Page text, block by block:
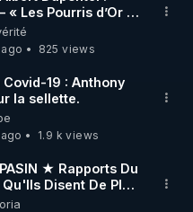
(stages,
« Les Pourris d’Or »
825 views
Covid-19 : Anthony
la sellette.
1.9 k views
★ Rapports Du
Qu'Ils Disent De Plus
Hitler